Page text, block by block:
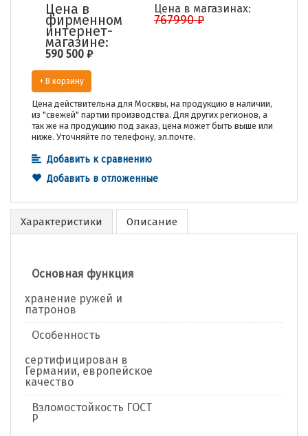
Цена в
фирменном
интернет-
магазине:
590 500 ₽
Цена в магазинах:
767990 ₽
+ В корзину
Цена действительна для Москвы, на продукцию в наличии,
из "свежей" партии производства. Для других регионов, а
так же на продукцию под заказ, цена может быть выше или
ниже. Уточняйте по телефону, эл.почте.
Добавить к сравнению
Добавить в отложенные
Характеристики Описание
Основная функция
хранение ружей и
патронов
Особенность
сертифицирован в
Германии, европейское
качество
Взломостойкость ГОСТ
Р